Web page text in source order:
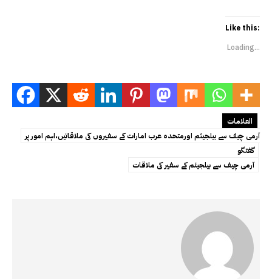
Like this:
Loading...
العلامات
آرمی چیف سے بیلجیئم اورمتحدہ عرب امارات کے سفیروں کی ملاقاتیں،اہم امور پر
گفتگو
آرمی چیف سے بیلجیئم کے سفیر کی ملاقات